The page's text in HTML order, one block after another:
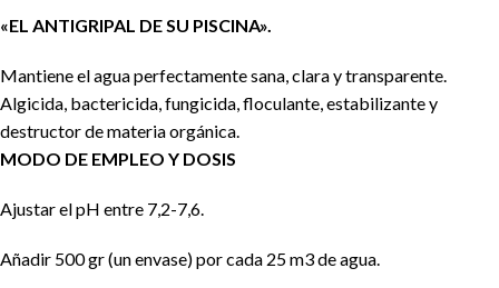
«EL ANTIGRIPAL DE SU PISCINA».
Mantiene el agua perfectamente sana, clara y transparente.
Algicida, bactericida, fungicida, floculante, estabilizante y
destructor de materia orgánica.
MODO DE EMPLEO Y DOSIS
Ajustar el pH entre 7,2-7,6.
Añadir 500 gr (un envase) por cada 25 m3 de agua.